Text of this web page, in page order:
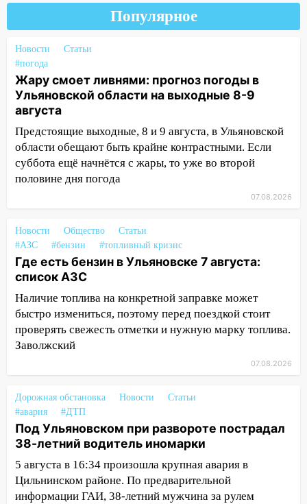
погоды в Ульяновской области на
выходные 8-9 августа
13:30
В Ульяновске транспортные
полицейские проведут акцию «Час
пассажира»
13:20 В Ульяновске за один день
обокрали женщину на пляже и
подростка в сквере
13:01 В Димитровграде мужчина
выбросил из машины страйкбольную
надвигается сильнейшая непогода: град
и шквал до 27 м/с
12:31
Ульяновец хотел купить иномарку
12:20 В Чердаклинском районе
столкнулись «Лада» и Chevrolet:
пострадал 14-летний подросток
Где есть бензин в Ульяновске 7
11:50
Заснул рядом с ребёнком и
случайно задушил его: суд вынес
приговор
11:38 В Ленинском районе пожар
полностью уничтожил дачный дом и
сарай
Популярное
Новости
Статьи
#погода
Жару смоет ливнями: прогноз погоды в
Ульяновской области на выходные 8-9
августа
Предстоящие выходные, 8 и 9 августа, в Ульяновской
области обещают быть крайне контрастными. Если
суббота ещё начнётся с жары, то уже во второй
половине дня погода
07.08.2026
Новости Общество
Статьи
#АЗС
#бензин #топливный кризис
Где есть бензин в Ульяновске 7 августа:
список АЗС
Наличие топлива на конкретной заправке может
быстро измениться, поэтому перед поездкой стоит
проверять свежесть отметки и нужную марку топлива.
Заволжский
07.08.2026
Дорожная обстановка Новости
Статьи
#авария
#ДТП
Под Ульяновском при развороте пострадал
38-летний водитель иномарки
5 августа в 16:34 произошла крупная авария в
Цильнинском районе. По предварительной
информации ГАИ, 38-летний мужчина за рулем